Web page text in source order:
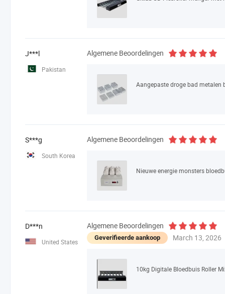
J***l
Pakistan
Algemene Beoordelingen
Aangepaste droge bad
S***g
South Korea
Algemene Beoordelingen
D***n
United States
Algemene Beoordelingen
Geverifieerde aankoop March 13, 2026